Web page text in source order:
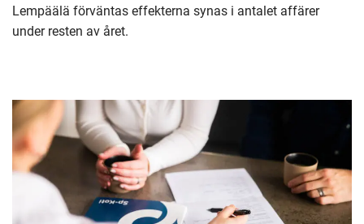
Lempäälä förväntas effekterna synas i antalet affärer
under resten av året.